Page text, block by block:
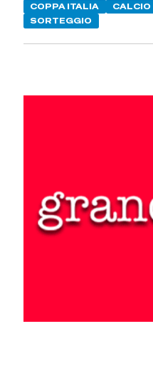
COPPA ITALIA CALCIO
SORTEGGIO